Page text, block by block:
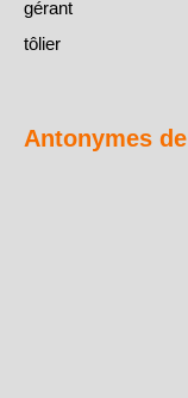
gérant
tôlier
Antonymes de